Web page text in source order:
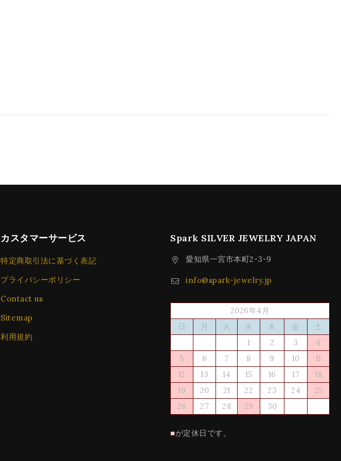
カスタマーサービス
特定商取引法に基づく表記
プライバシーポリシー
Contact us
Sitemap
利用規約
Spark SILVER JEWELRY JAPAN
愛知県一宮市本町2-3-9
info@spark-jewelry.jp
2026年4月
日
月 火 水 木 金
土
1
2 3
4
5
6 7 8 9 10
11
12
13 14 15 16 17
18
19
20 21 22 23 24
25
26
27 28 29 30
■が定休日です。